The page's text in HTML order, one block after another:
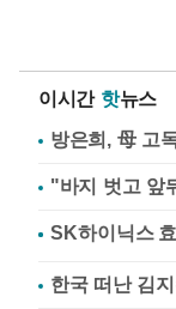
이시간 핫뉴스
방은희, 母 고
"바지 벗고 앞
한국 떠난 김